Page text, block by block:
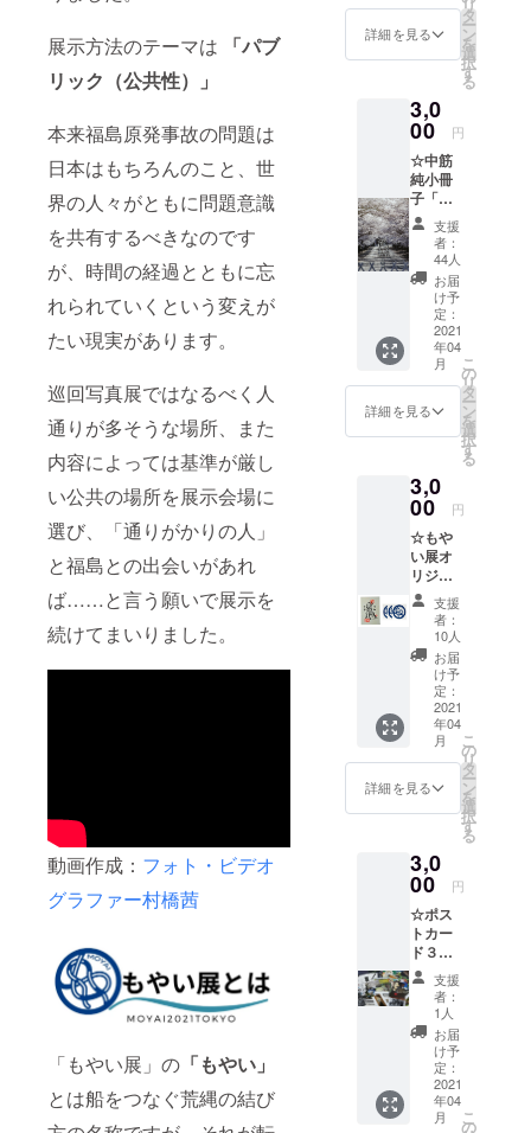
展示方法のテーマは
「パブ
リック（公共性）」
本来福島原発事故の問題は
日本はもちろんのこと、世
界の人々がともに問題意識
を共有するべきなのです
が、時間の経過とともに忘
れられていくという変えが
たい現実があります。
巡回写真展ではなるべく人
通りが多そうな場所、また
内容によっては基準が厳し
い公共の場所を展示会場に
選び、「通りがかりの人」
と福島との出会いがあれ
ば……と言う願いで展示を
続けてまいりました。
動画作成： フォト・ビデオ
グラファー村橋茜
「もやい展」の 「もやい」
とは船をつなぐ荒縄の結び
「空間」に
着目した、
独特の展示
展「流転
福島チェル
ノブイリ」
を金沢21世
紀美術館か
らロック
フェスの催
事テントま
で全国４０
カ所で巡
回。2017年
より３度の
宰。最近は
短編動画作
品も手がけ
ています。
著書：廃墟
チェルノブ
イリ（二見
書房 2008
年）
チェルノブ
イリ 春（二
見書房
流転チェル
ノブイリ
（二見書
房 2014
年）
かさぶた
（東邦出
コンセント
前をお
知らせ
くださ
い。掲
の方
は、そ
の旨ご
記載く
ださい)
詳細を見る
リ
タ
ー
ン
を
選
択
す
る
3,0
00 円
☆中筋
純小冊
子「流
転」 中
筋純巡
回写真
展「流
転 福島
＆チェ
ルノブ
イリ」
会場内
限定発
売の冊
子。A4
判18
フルカ
ラー
（用紙
はサテ
ン金藤
使
用）。
被災地
の四季
の写真
に詩を
添えた
１冊で
す。 ・
サンク
スメー
ル ・会
ご芳名
掲示(備
考欄に
てご芳
名のお
名前を
お知ら
せくだ
さい。
掲示不
要の方
は、そ
の旨ご
記載く
ださい)
支援
者：
44人
お届
け予
定：
2021
年04
月
詳細を見る
こ
の
リ
タ
ー
ン
を
選
択
す
る
3,0
00 円
☆もや
い展オ
リジナ
ルス
テッ
カー3枚
★白崎
映美画
伯デザ
イン
アマビ
エお札1
枚 ・サ
ンクス
メール
・会場
ランス
にてご
芳名掲
示(備考
欄にて
ご芳名
のお名
前をお
知らせ
くださ
い。掲
示不要
の方
は、そ
の旨ご
支援
者：
10人
お届
け予
定：
2021
年04
月
詳細を見る
こ
の
リ
タ
ー
ン
を
選
択
す
る
3,0
00 円
☆ポス
トカー
ド３枚
セット
(図柄は
お任せ
くださ
い) ・サ
ンクス
メール
・会場
エント
支援
者：
1人
お届
け予
定：
2021
年04
月
こ
の